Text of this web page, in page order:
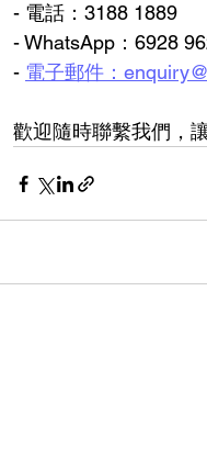
- 電話：3188 1889
- WhatsApp：6928
- 電子郵件：
歡迎隨時聯繫我們，